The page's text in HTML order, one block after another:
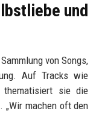
und
von Songs,
Auf Tracks wie
thematisiert sie die
„Wir machen oft den